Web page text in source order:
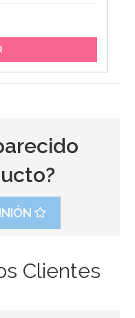
Clientes